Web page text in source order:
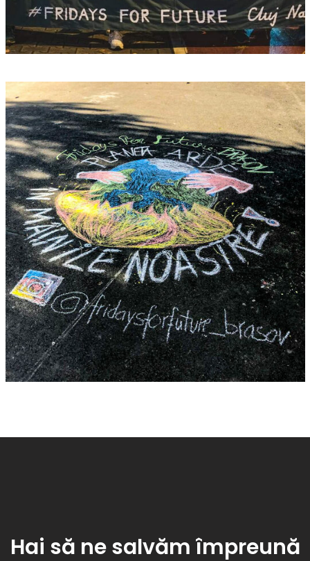
Hai să ne salvăm împreună